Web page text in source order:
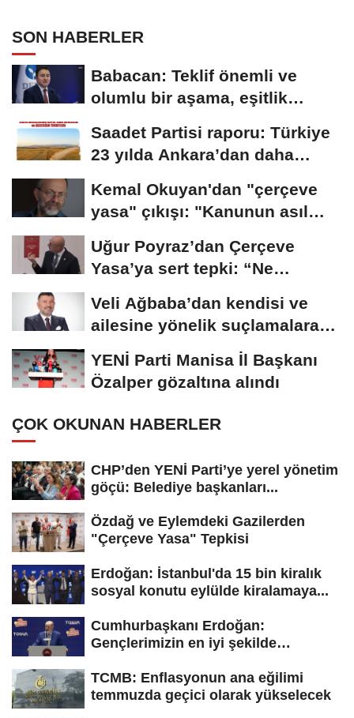
SON HABERLER
Babacan: Teklif önemli ve
olumlu bir aşama, eşitlik
Saadet Partisi raporu: Türkiye
23 yılda Ankara’dan daha
Kemal Okuyan'dan "çerçeve
yasa" çıkışı: "Kanunun asıl
Uğur Poyraz’dan Çerçeve
Yasa’ya sert tepki: “Ne
Veli Ağbaba’dan kendisi ve
ailesine yönelik suçlamalara
tepki: “Bir...
YENİ Parti Manisa İl Başkanı
Özalper gözaltına alındı
ÇOK OKUNAN HABERLER
CHP’den YENİ Parti’ye yerel yönetim
göçü: Belediye başkanları...
Özdağ ve Eylemdeki Gazilerden
"Çerçeve Yasa" Tepkisi
Erdoğan: İstanbul'da 15 bin kiralık
sosyal konutu eylülde kiralamaya...
Cumhurbaşkanı Erdoğan:
Gençlerimizin en iyi şekilde
TCMB: Enflasyonun ana eğilimi
temmuzda geçici olarak yükselecek